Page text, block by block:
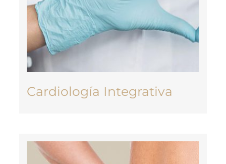
Cardiología Integrativa